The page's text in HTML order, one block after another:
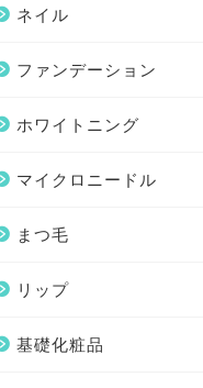
ネイル
ファンデーション
ホワイトニング
マイクロニードル
まつ毛
リップ
基礎化粧品